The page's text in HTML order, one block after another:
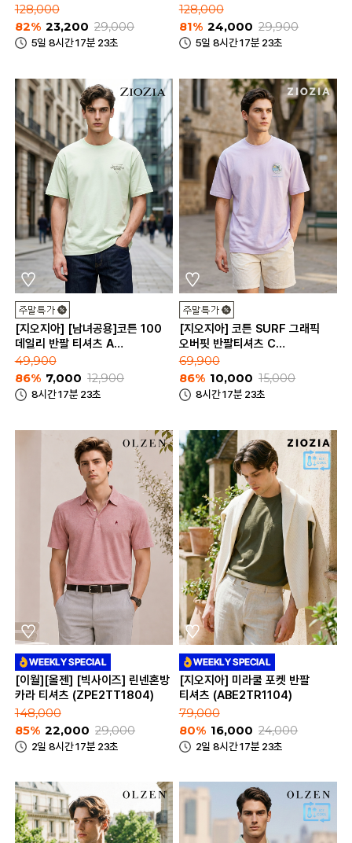
128,000
82% 23,200 29,000
5일 8시간 17분 23초
128,000
81% 24,000 29,900
5일 8시간 17분 23초
[지오지아] [남녀공용]코튼 100
데일리 반팔 티셔츠 A
(ABC2TR3182_A)
49,900
86% 7,000 12,900
8시간 17분 23초
[지오지아] 코튼 SURF 그래픽
오버핏 반팔티셔츠 C
(AEC2TR3181_C)
69,900
86% 10,000 15,000
8시간 17분 23초
[이월][올젠] [빅사이즈] 린넨혼방
카라 티셔츠 (ZPE2TT1804)
148,000
85% 22,000 29,000
2일 8시간 17분 23초
[지오지아] 미라쿨 포켓 반팔
티셔츠 (ABE2TR1104)
79,000
80% 16,000 24,000
2일 8시간 17분 23초